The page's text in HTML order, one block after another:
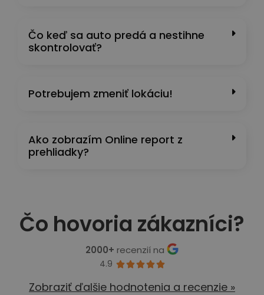
Čo keď sa auto predá a nestihne
skontrolovať?
Potrebujem zmeniť lokáciu!
Ako zobrazím Online report z
prehliadky?
Čo hovoria zákazníci?
2000+ recenzií na
4.9 
Zobraziť ďalšie hodnotenia a recenzie »